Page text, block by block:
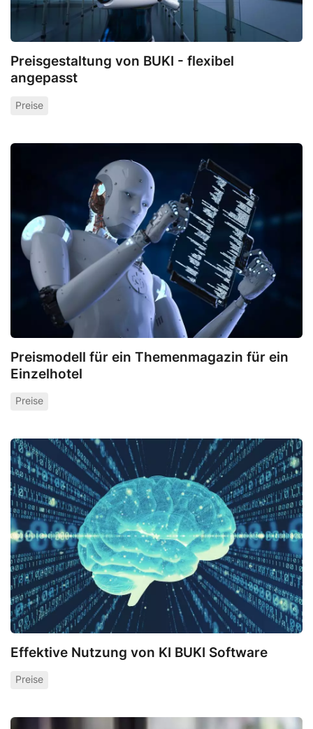
Preisgestaltung von BUKI - flexibel
angepasst
Preise
Preismodell für ein Themenmagazin für ein
Einzelhotel
Preise
Effektive Nutzung von KI BUKI Software
Preise